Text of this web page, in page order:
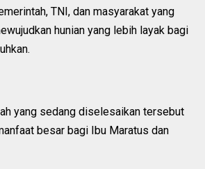
TNI, dan masyarakat yang
hunian yang lebih layak bagi
yang sedang diselesaikan tersebut
besar bagi Ibu Maratus dan